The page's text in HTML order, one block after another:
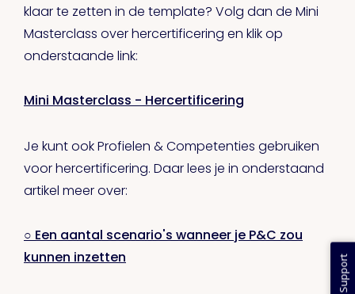
klaar te zetten in de template? Volg dan de Mini
Masterclass over hercertificering en klik op
onderstaande link:
Mini Masterclass - Hercertificering
Je kunt ook Profielen & Competenties gebruiken
voor hercertificering. Daar lees je in onderstaand
artikel meer over:
○ Een aantal scenario's wanneer je P&C zou
kunnen inzetten
Support